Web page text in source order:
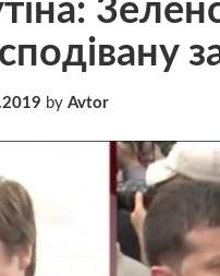
by Avtor